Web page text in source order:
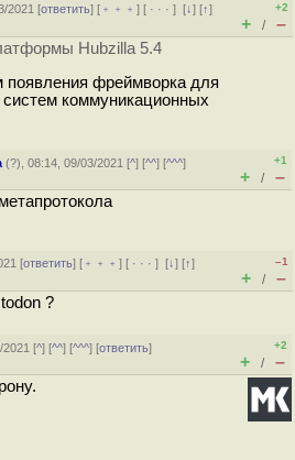
2021 [ответить] [ ﹢﹢﹢] [ · · ·][↓] [↑]
+2
+ / –
Hubzilla 5.4
фреймворка для
систем коммуникационных
(?), 08:14, 09/03/2021 [^] [^^] [^^^]
+1
+ / –
[ответить] [ ﹢﹢﹢] [ · · ·][↓] [↑]
–1
+ / –
?
2021 [^] [^^] [^^^] [ответить]
+2
+ / –